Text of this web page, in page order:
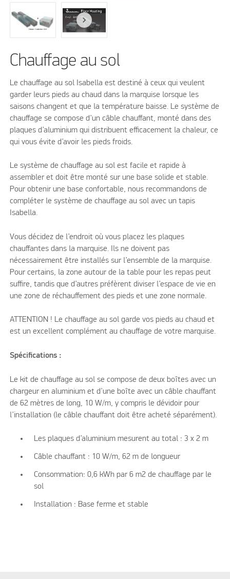
Chauffage au sol
Le chauffage au sol Isabella est destiné à ceux qui veulent
garder leurs pieds au chaud dans la marquise lorsque les
saisons changent et que la température baisse. Le système de
chauffage se compose d’un câble chauffant, monté dans des
plaques d’aluminium qui distribuent efficacement la chaleur, ce
qui vous évite d’avoir les pieds froids.
Le système de chauffage au sol est facile et rapide à
assembler et doit être monté sur une base solide et stable.
Pour obtenir une base confortable, nous recommandons de
compléter le système de chauffage au sol avec un tapis
Isabella.
Vous décidez de l’endroit où vous placez les plaques
chauffantes dans la marquise. Ils ne doivent pas
nécessairement être installés sur l’ensemble de la marquise.
Pour certains, la zone autour de la table pour les repas peut
suffire, tandis que d’autres préfèrent diviser l’espace de vie en
une zone de réchauffement des pieds et une zone normale.
ATTENTION ! Le chauffage au sol garde vos pieds au chaud et
est un excellent complément au chauffage de votre marquise.
Spécifications :
Le kit de chauffage au sol se compose de deux boîtes avec un
chargeur en aluminium et d’une boîte avec un câble chauffant
de 62 mètres de long, 10 W/m, y compris le dévidoir pour
l’installation (le câble chauffant doit être acheté séparément).
Les plaques d’aluminium mesurent au total : 3 x 2 m
Câble chauffant : 10 W/m, 62 m de longueur
Consommation: 0,6 kWh par 6 m2 de chauffage par le
sol
Installation : Base ferme et stable